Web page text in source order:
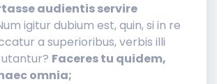
audientis servire
igitur dubium est, quin, si in re
a superioribus, verbis illi
Faceres tu quidem,
omnia;